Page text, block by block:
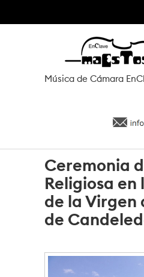
Música de Cámara
Ceremonia
Religiosa en
de la Virgen
de